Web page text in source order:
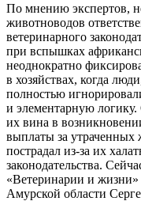
По мнению экспертов,
животноводов
ветеринарного
при вспышках
неоднократно
в хозяйствах, когда
полностью
и элементарную
их вина в
выплаты за утраченных
пострадал из-за их
законодательства.
«Ветеринарии и жизни»
Амурской области